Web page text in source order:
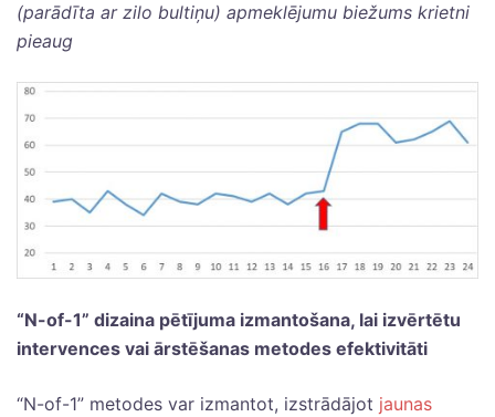
(parādīta ar zilo bultiņu) apmeklējumu biežums krietni
pieaug
“N-of-1” dizaina pētījuma izmantošana, lai izvērtētu
intervences vai ārstēšanas metodes efektivitāti
“N-of-1” metodes var izmantot, izstrādājot jaunas